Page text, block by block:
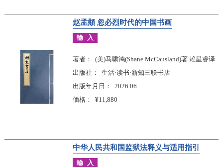
赵孟頫 忽必烈时代的中国书画
輸入
著者
(美)马啸鸿(Shane McCausland)著 赖星睿译
出版社
生活·读书·新知三联书店
出版年月日
2026.06
価格
¥11,880
中华人民共和国监狱法释义与适用指引
輸入